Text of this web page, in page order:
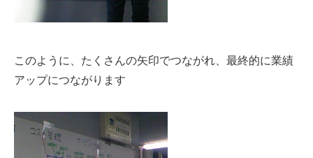
このように、たくさんの矢印でつながれ、最終的に業績
アップにつながります